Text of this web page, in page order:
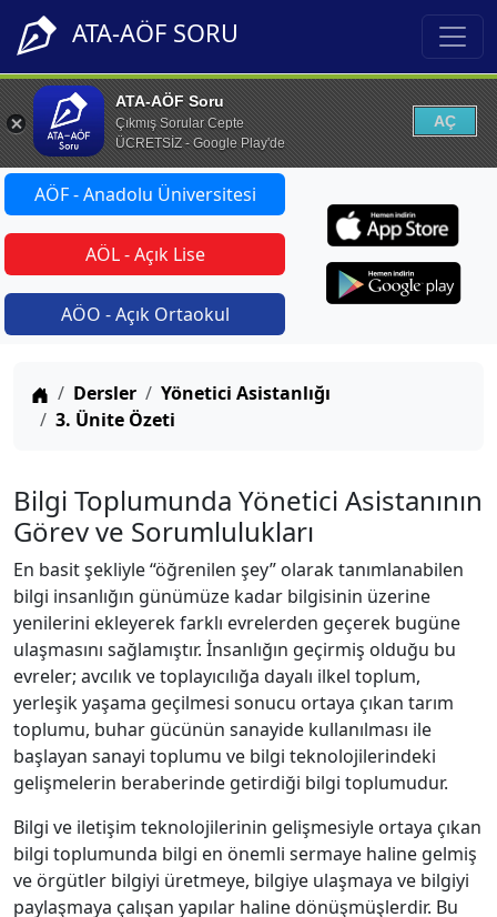
ATA-AÖF SORU
ATA-AÖF Soru
Çıkmış Sorular Cepte
ÜCRETSİZ - Google Play'de
AÇ
AÖF - Anadolu Üniversitesi
AÖL - Açık Lise
AÖO - Açık Ortaokul
Anasayfa
Dersler
Yönetici Asistanlığı
3. Ünite Özeti
Bilgi Toplumunda Yönetici Asistanının
Görev ve Sorumlulukları
En basit şekliyle “öğrenilen şey” olarak tanımlanabilen
bilgi insanlığın günümüze kadar bilgisinin üzerine
yenilerini ekleyerek farklı evrelerden geçerek bugüne
ulaşmasını sağlamıştır. İnsanlığın geçirmiş olduğu bu
evreler; avcılık ve toplayıcılığa dayalı ilkel toplum,
yerleşik yaşama geçilmesi sonucu ortaya çıkan tarım
toplumu, buhar gücünün sanayide kullanılması ile
başlayan sanayi toplumu ve bilgi teknolojilerindeki
gelişmelerin beraberinde getirdiği bilgi toplumudur.
Bilgi ve iletişim teknolojilerinin gelişmesiyle ortaya çıkan
bilgi toplumunda bilgi en önemli sermaye haline gelmiş
ve örgütler bilgiyi üretmeye, bilgiye ulaşmaya ve bilgiyi
paylaşmaya çalışan yapılar haline dönüşmüşlerdir. Bu